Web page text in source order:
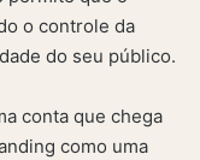
o controle da
do seu público.
conta que chega
como uma